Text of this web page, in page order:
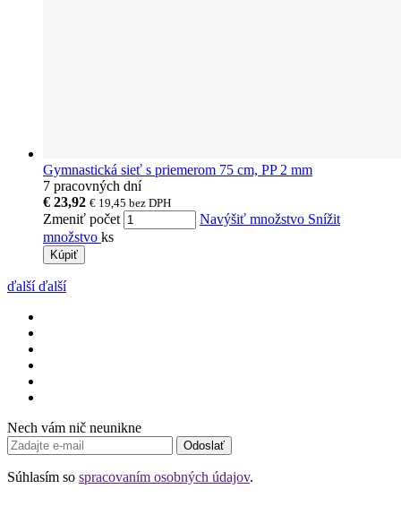
Gymnastická sieť s priemerom 75 cm, PP 2 mm
7 pracovných dní
€ 23,92 € 19,45 bez DPH
Zmeniť počet Navýšiť množstvo Snížit
množstvo ks
Kúpiť
ďalší ďalší
Nech vám nič neunikne
Odoslať
Súhlasím so spracovaním osobných údajov.